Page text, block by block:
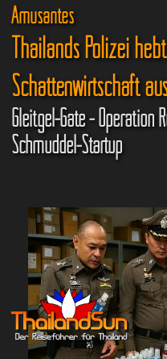
Amüsantes
Thailands Polizei
Schattenwirtschaft
Gleitgel-Gate - Operation
Schmuddel-Startup